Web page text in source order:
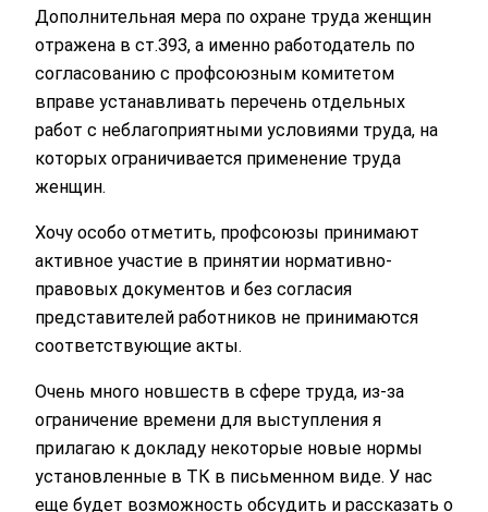
Дополнительная мера по охране труда женщин
отражена в ст.393, а именно работодатель по
согласованию с профсоюзным комитетом
вправе устанавливать перечень отдельных
работ с неблагоприятными условиями труда, на
которых ограничивается применение труда
женщин.
Хочу особо отметить, профсоюзы принимают
активное участие в принятии нормативно-
правовых документов и без согласия
представителей работников не принимаются
соответствующие акты.
Очень много новшеств в сфере труда, из-за
ограничение времени для выступления я
прилагаю к докладу некоторые новые нормы
установленные в ТК в письменном виде. У нас
еще будет возможность обсудить и рассказать о